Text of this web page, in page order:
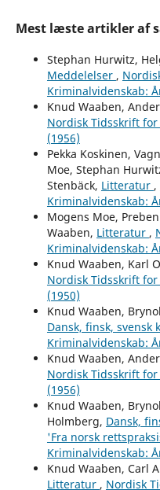
Mest læste artikler af
Stephan Hurwitz,
Meddelelser ,
Kriminalvidenskab:
Knud Waaben,
Nordisk Tidsskrift
(1956)
Pekka Koskinen,
Moe, Stephan
Stenbäck, Litteratur ,
Kriminalvidenskab:
Mogens Moe,
Waaben, Litteratur ,
Kriminalvidenskab:
Knud Waaben, Karl
Nordisk Tidsskrift
(1950)
Knud Waaben,
Dansk, finsk, svensk
Kriminalvidenskab:
Knud Waaben,
Nordisk Tidsskrift
(1956)
Knud Waaben,
Holmberg, Dansk,
'Fra norsk
Kriminalvidenskab:
Knud Waaben, Carl
Litteratur , Nordisk